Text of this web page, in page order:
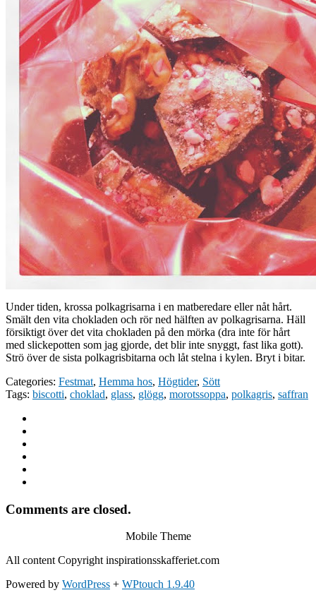
Under tiden, krossa polkagrisarna i en matberedare eller nåt hårt.
Smält den vita chokladen och rör ned hälften av polkagrisarna. Häll
försiktigt över det vita chokladen på den mörka (dra inte för hårt
med slickepotten som jag gjorde, det blir inte snyggt, fast lika gott).
Strö över de sista polkagrisbitarna och låt stelna i kylen. Bryt i bitar.
Categories: Festmat, Hemma hos, Högtider, Sött
Tags: biscotti, choklad, glass, glögg, morotssoppa, polkagris, saffran
Comments are closed.
Mobile Theme
All content Copyright inspirationsskafferiet.com
Powered by WordPress + WPtouch 1.9.40